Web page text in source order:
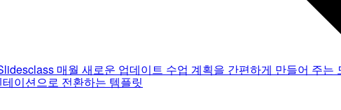
매월 새로운 업데이트 수업 계획을 간편하게 만들어 주는
이션으로 전환하는 템플릿